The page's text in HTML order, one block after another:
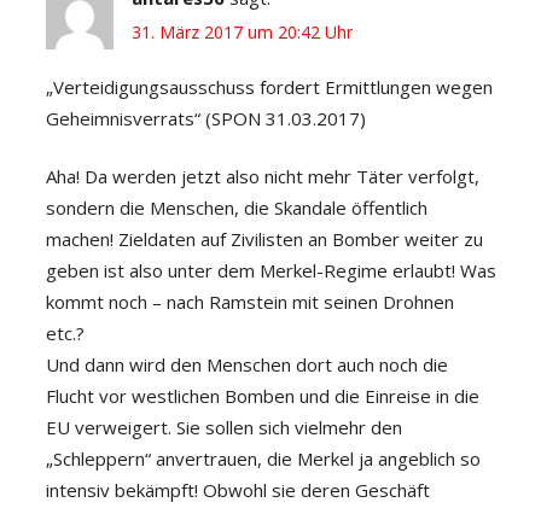
31. März 2017 um 20:42 Uhr
„Verteidigungsausschuss fordert Ermittlungen wegen
Geheimnisverrats“ (SPON 31.03.2017)
Aha! Da werden jetzt also nicht mehr Täter verfolgt,
sondern die Menschen, die Skandale öffentlich
machen! Zieldaten auf Zivilisten an Bomber weiter zu
geben ist also unter dem Merkel-Regime erlaubt! Was
kommt noch – nach Ramstein mit seinen Drohnen
etc.?
Und dann wird den Menschen dort auch noch die
Flucht vor westlichen Bomben und die Einreise in die
EU verweigert. Sie sollen sich vielmehr den
„Schleppern“ anvertrauen, die Merkel ja angeblich so
intensiv bekämpft! Obwohl sie deren Geschäft